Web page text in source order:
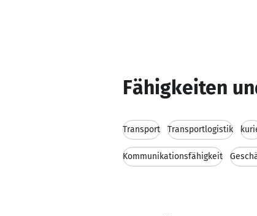
Fähigkeiten
Transport Transportlogistik
Kommunikationsfähigkeit